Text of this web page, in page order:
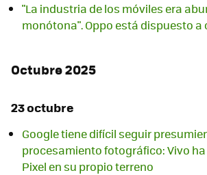
"La industria de los móviles era
monótona". Oppo está dispuesto a
Octubre 2025
23 octubre
Google tiene difícil seguir
procesamiento fotográfico: Vivo
Pixel en su propio terreno